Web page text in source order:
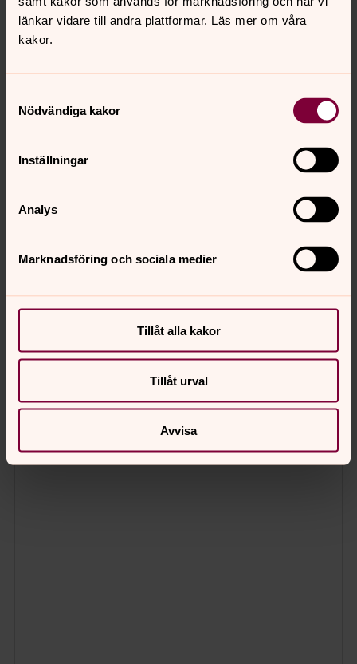
länkar vidare till andra plattformar. Läs mer om våra
kakor.
Nödvändiga kakor
Inställningar
Analys
Marknadsföring och sociala medier
Tillåt alla kakor
Tillåt urval
Avvisa